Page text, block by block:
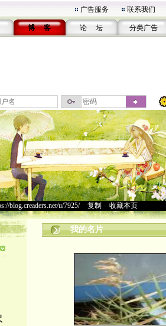
广告服务 联系我们
博 客 论 坛 分类广告
blog.creaders.net/u/7925/> 复制 收藏本页
我的名片